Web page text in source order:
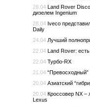
28.04 Land Rover
дизелем Ingenium
28.04 Iveco
Daily
24.04 Лучший
22.04 Land Rover:
22.04 Турбо-RX
21.04 “Превосходный”
20.04 Азиатский
20.04 Кроссовер NX –
Lexus